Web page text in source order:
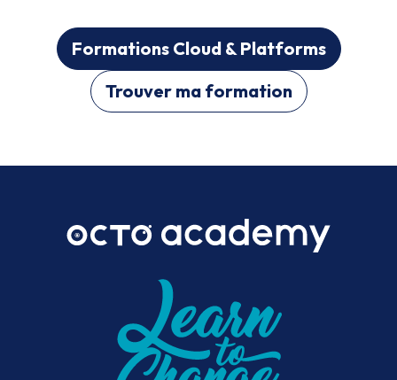
Formations Cloud & Platforms
Trouver ma formation